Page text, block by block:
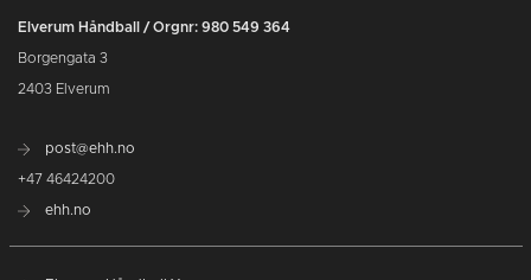
Elverum Håndball / Orgnr: 980 549 364
Borgengata 3
2403 Elverum
post@ehh.no
+47 46424200
ehh.no